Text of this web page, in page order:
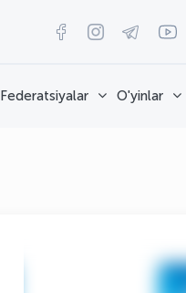
Federatsiyalar O'yinlar